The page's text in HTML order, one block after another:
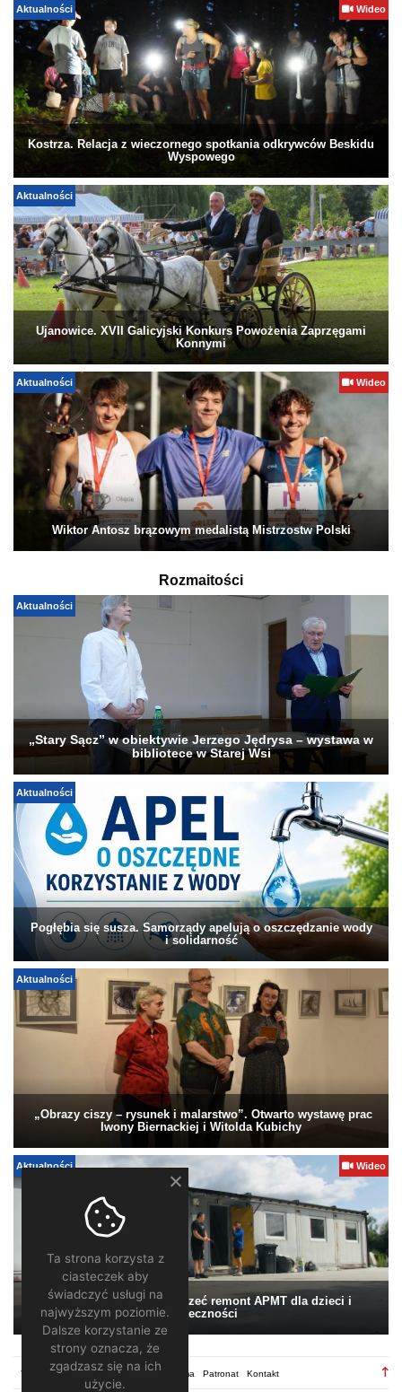
Aktualności Wideo
Kostrza. Relacja z wieczornego spotkania odkrywców Beskidu
Wyspowego
Aktualności
Ujanowice. XVII Galicyjski Konkurs Powożenia Zaprzęgami
Konnymi
Aktualności Wideo
Wiktor Antosz brązowym medalistą Mistrzostw Polski
Rozmaitości
Aktualności
„Stary Sącz” w obiektywie Jerzego Jędrysa – wystawa w
bibliotece w Starej Wsi
Aktualności
Pogłębia się susza. Samorządy apelują o oszczędzanie wody
i solidarność
Aktualności
„Obrazy ciszy – rysunek i malarstwo”. Otwarto wystawę prac
Iwony Biernackiej i Witolda Kubichy
Aktualności Wideo
Pomagamy. Warto wesprzeć remont APMT dla dzieci i
społeczności
Regulamin Redakcja Reklama Patronat Kontakt
Ta strona korzysta z
ciasteczek aby
świadczyć usługi na
najwyższym poziomie.
Dalsze korzystanie ze
strony oznacza, że
zgadzasz się na ich
użycie.